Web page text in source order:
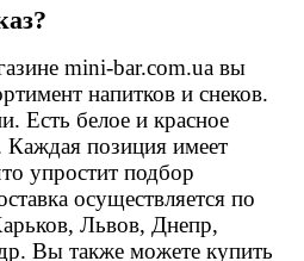
mini-bar.com.ua вы
напитков и снеков.
Есть белое и красное
Каждая позиция имеет
упростит подбор
осуществляется по
Львов, Днепр,
Вы также можете купить